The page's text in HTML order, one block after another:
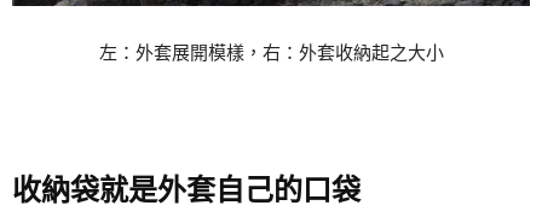
左：外套展開模樣，右：外套收納起之大小
收納袋就是外套自己的口袋